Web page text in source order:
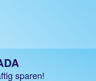
sparen!